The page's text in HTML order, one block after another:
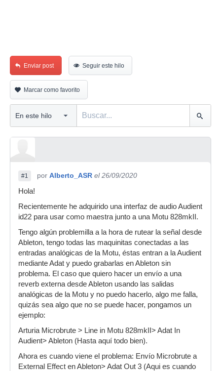
Enviar post Seguir este hilo
Marcar como favorito
#1 por Alberto_ASR el 26/09/2020
Hola!
Recientemente he adquirido una interfaz de audio Audient
id22 para usar como maestra junto a una Motu 828mkII.
Tengo algún problemilla a la hora de rutear la señal desde
Ableton, tengo todas las maquinitas conectadas a las
entradas analógicas de la Motu, éstas entran a la Audient
mediante Adat y puedo grabarlas en Ableton sin
problema. El caso que quiero hacer un envío a una
reverb externa desde Ableton usando las salidas
analógicas de la Motu y no puedo hacerlo, algo me falla,
quizás sea algo que no se puede hacer, pongamos un
ejemplo:
Arturia Microbrute > Line in Motu 828mkII> Adat In
Audient> Ableton (Hasta aquí todo bien).
Ahora es cuando viene el problema: Envío Microbrute a
External Effect en Ableton> Adat Out 3 (Aqui es cuando